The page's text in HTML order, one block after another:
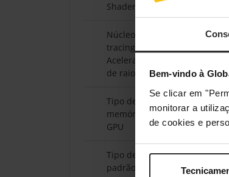
Bem-vindo à
Se clicar em
monitorar a
de cookies e
Shader
Núcleos de ray
tracing /
Aceleradores
de raios
Tipo de
memória da
GPU
Tipo de slot
padrão
PCIe 4.0